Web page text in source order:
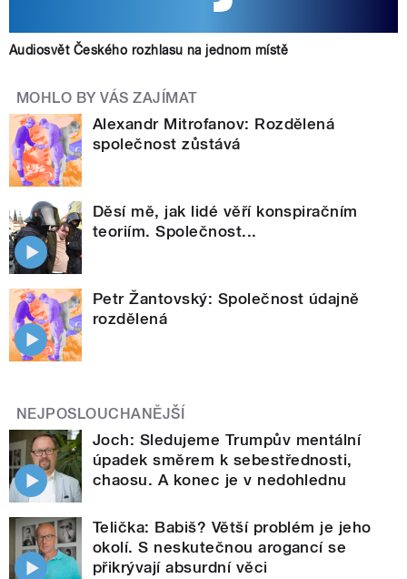
Audiosvět Českého rozhlasu na jednom místě
MOHLO BY VÁS ZAJÍMAT
Alexandr Mitrofanov: Rozdělená
společnost zůstává
Děsí mě, jak lidé věří konspiračním
teoriím. Společnost...
Petr Žantovský: Společnost údajně
rozdělená
NEJPOSLOUCHANĚJŠÍ
Joch: Sledujeme Trumpův mentální
úpadek směrem k sebestřednosti,
chaosu. A konec je v nedohlednu
Telička: Babiš? Větší problém je jeho
okolí. S neskutečnou arogancí se
přikrývají absurdní věci